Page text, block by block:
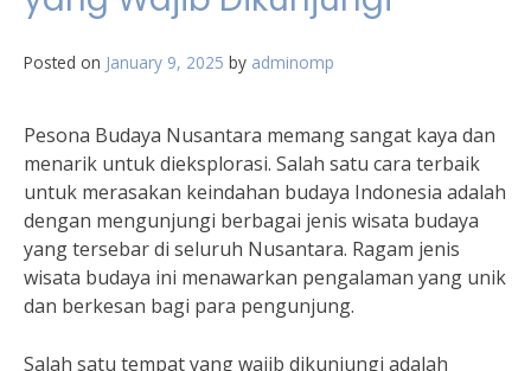
Posted on January 9, 2025 by adminomp
Pesona Budaya Nusantara memang sangat kaya dan
menarik untuk dieksplorasi. Salah satu cara terbaik
untuk merasakan keindahan budaya Indonesia adalah
dengan mengunjungi berbagai jenis wisata budaya
yang tersebar di seluruh Nusantara. Ragam jenis
wisata budaya ini menawarkan pengalaman yang unik
dan berkesan bagi para pengunjung.
Salah satu tempat yang wajib dikunjungi adalah